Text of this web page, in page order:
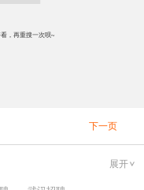
，再重搜一次呗~
下一页
展开